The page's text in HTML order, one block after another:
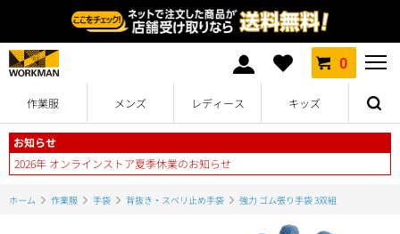
0
作業服 メンズ レディース キッズ
お知らせ
2026年 オンラインストア夏季休業のお知らせ
ホーム 作業服 手袋 背抜き・スベリ止め手袋 強力 ゴム張り手袋 3双組